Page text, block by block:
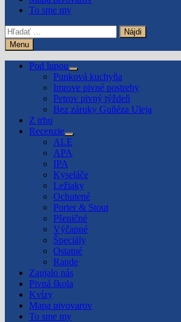
To sme my
Hľadať:
Menu
Pod lupou
Show
sub
menu
Punková kuchyňa
Imrove pivné postrehy
Petrov pivný týždeň
Bez záruky Guñéza Uleja
Z trhu
Recenzie
Show
sub
menu
ALE
APA
IPA
Kyseláče
Ležiaky
Ochutené
Porter & Stout
Pšeničné
Výčapné
Špeciály
Ostatné
Rande
Zaujalo nás
Pivná škola
Kvízy
Mapa pivovarov
To sme my